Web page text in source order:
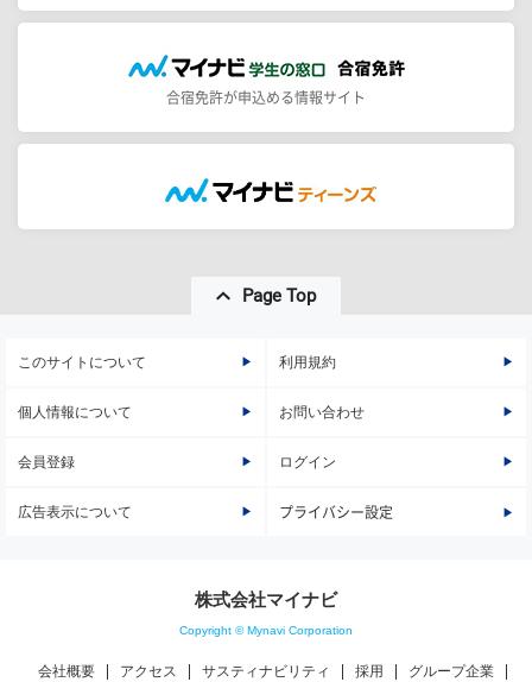
合宿免許が申込める情報サイト
Page Top
このサイトについて 利用規約
個人情報について お問い合わせ
会員登録 ログイン
広告表示について プライバシー設定
株式会社マイナビ
Copyright © Mynavi Corporation
会社概要 アクセス サスティナビリティ 採用 グループ企業